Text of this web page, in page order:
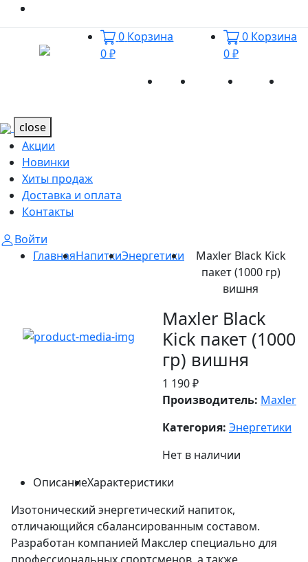
0 Корзина
0 ₽
0 Корзина
0 ₽
Акции Новинки
close
Акции
Новинки
Хиты продаж
Доставка и оплата
Контакты
Войти
ГлавнаяНапиткиЭнергетики
Maxler Black Kick
пакет (1000 гр)
вишня
Maxler Black
Kick пакет (1000
гр) вишня
1 190 ₽
Производитель: Maxler
Категория: Энергетики
Нет в наличии
ОписаниеХарактеристики
Изотонический энергетический напиток,
отличающийся сбалансированным составом.
Разработан компанией Макслер специально для